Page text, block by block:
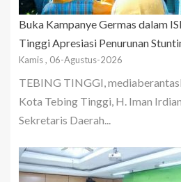
Buka Kampanye Germas dalam
Tinggi Apresiasi Penurunan
Kamis , 06-Agustus-2026
TEBING TINGGI,
Kota Tebing Tinggi, H. Iman
Sekretaris Daerah...